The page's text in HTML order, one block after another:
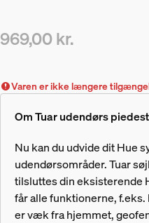
969,00 kr.
Varen er ikke længere
Om Tuar udendørs
Nu kan du udvide dit Hue
udendørsområder. Tuar
tilsluttes din eksisterende
får alle funktionerne,
er væk fra hjemmet,